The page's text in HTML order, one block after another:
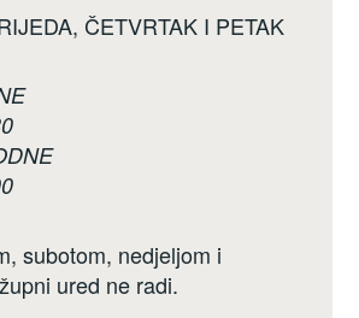
ČETVRTAK I PETAK
subotom, nedjeljom i
ured ne radi.